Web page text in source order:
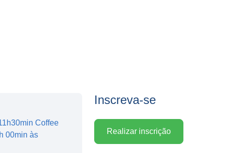
Coffee
00min às
Inscreva-se
Realizar inscrição